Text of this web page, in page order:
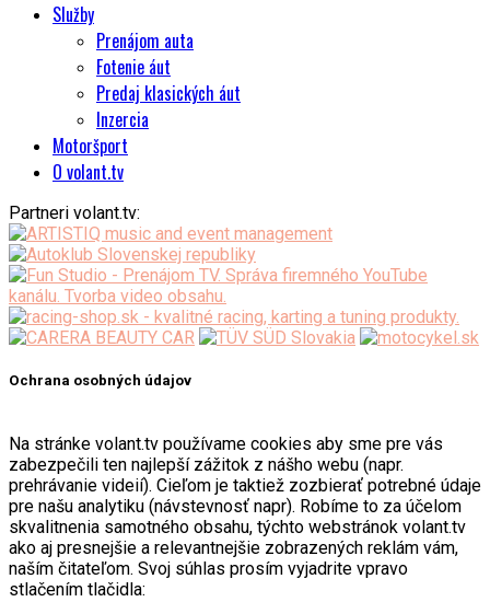
Služby
Prenájom auta
Fotenie áut
Predaj klasických áut
Inzercia
Motoršport
O volant.tv
Partneri volant.tv:
Ochrana osobných údajov
Na stránke volant.tv používame cookies aby sme pre vás
zabezpečili ten najlepší zážitok z nášho webu (napr.
prehrávanie videií). Cieľom je taktiež zozbierať potrebné údaje
pre našu analytiku (návstevnosť napr). Robíme to za účelom
skvalitnenia samotného obsahu, týchto webstránok volant.tv
ako aj presnejšie a relevantnejšie zobrazených reklám vám,
naším čitateľom. Svoj súhlas prosím vyjadrite vpravo
stlačením tlačidla: